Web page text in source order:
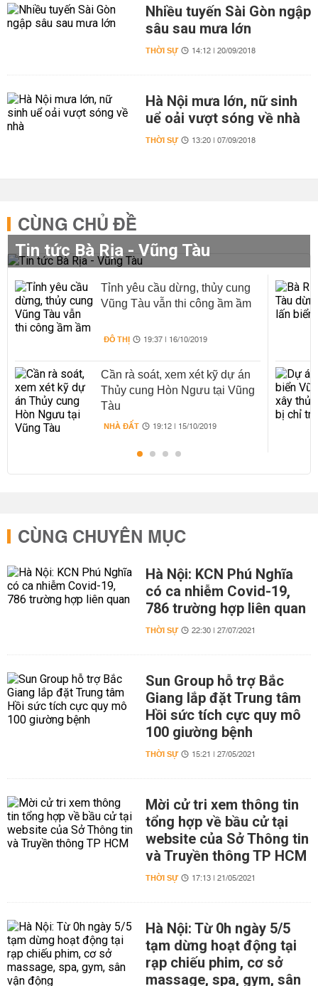
Nhiều tuyến Sài Gòn ngập
sâu sau mưa lớn
THỜI SỰ 14:12 | 20/09/2018
Hà Nội mưa lớn, nữ sinh
uể oải vượt sóng về nhà
THỜI SỰ 13:20 | 07/09/2018
CÙNG CHỦ ĐỀ
Tin tức Bà Rịa - Vũng Tàu
Tỉnh yêu cầu dừng, thủy cung
Vũng Tàu vẫn thi công ầm ầm
ĐÔ THỊ 19:37 | 16/10/2019
Cần rà soát, xem xét kỹ dự án
Thủy cung Hòn Ngưu tại Vũng
Tàu
NHÀ ĐẤT 19:12 | 15/10/2019
CÙNG CHUYÊN MỤC
Hà Nội: KCN Phú Nghĩa
có ca nhiễm Covid-19,
786 trường hợp liên quan
THỜI SỰ 22:30 | 27/07/2021
Sun Group hỗ trợ Bắc
Giang lắp đặt Trung tâm
Hồi sức tích cực quy mô
100 giường bệnh
THỜI SỰ 15:21 | 27/05/2021
Mời cử tri xem thông tin
tổng hợp về bầu cử tại
website của Sở Thông tin
và Truyền thông TP HCM
THỜI SỰ 17:13 | 21/05/2021
Hà Nội: Từ 0h ngày 5/5
tạm dừng hoạt động tại
rạp chiếu phim, cơ sở
massage, spa, gym, sân